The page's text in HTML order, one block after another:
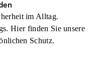
im Alltag.
Hier finden Sie unsere
Schutz.